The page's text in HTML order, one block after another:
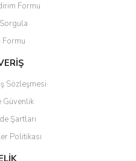
bulunuyor.
pahalı.
olmalı.
Formu
Formu
Sözleşmesi
Güvenlik
Şartları
Politikası